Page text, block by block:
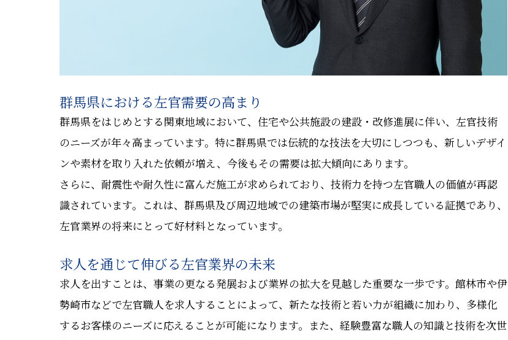
群馬県における左官需要の高まり
群馬県をはじめとする関東地域において、住宅や公共施設の建設・改修進展に伴い、左官技術
のニーズが年々高まっています。特に群馬県では伝統的な技法を大切にしつつも、新しいデザイ
ンや素材を取り入れた依頼が増え、今後もその需要は拡大傾向にあります。
さらに、耐震性や耐久性に富んだ施工が求められており、技術力を持つ左官職人の価値が再認
識されています。これは、群馬県及び周辺地域での建築市場が堅実に成長している証拠であり、
左官業界の将来にとって好材料となっています。
求人を通じて伸びる左官業界の未来
求人を出すことは、事業の更なる発展および業界の拡大を見越した重要な一歩です。館林市や伊
勢崎市などで左官職人を求人することによって、新たな技術と若い力が組織に加わり、多様化
するお客様のニーズに応えることが可能になります。また、経験豊富な職人の知識と技術を次世